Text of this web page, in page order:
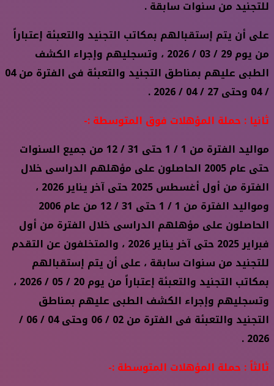
للتجنيد من سنوات سابقة .
على أن يتم إستقبالهم بمكاتب التجنيد والتعبئة إعتباراً
من يوم 29 / 03 / 2026 ، وتسجليهم وإجراء الكشف
الطبى عليهم بمناطق التجنيد والتعبئة فى الفترة من 04
/ 04 وحتى 27 / 04 / 2026 .
ثانيا : حملة المؤهلات فوق المتوسطة :-
مواليد الفترة من 1 / 1 حتى 31 / 12 من جميع السنوات
حتى عام 2005 الحاصلون على مؤهلهم الدراسى خلال
الفترة من أول أغسطس 2025 حتى آخر يناير 2026 ،
ومواليد الفترة من 1 / 1 حتى 31 / 12 من عام 2006
الحاصلون على مؤهلهم الدراسى خلال الفترة من أول
فبراير 2025 حتى آخر يناير 2026 ، والمتخلفون عن التقدم
للتجنيد من سنوات سابقة ، على أن يتم إستقبالهم
بمكاتب التجنيد والتعبئة إعتباراً من يوم 20 / 05 / 2026 ،
وتسجليهم وإجراء الكشف الطبى عليهم بمناطق
التجنيد والتعبئة فى الفترة من 02 / 06 وحتى 04 / 06 /
2026 .
ثالثاً : حملة المؤهلات المتوسطة :-